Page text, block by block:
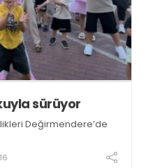
sürüyor
Değirmendere’de